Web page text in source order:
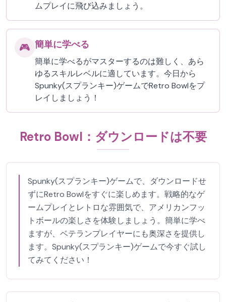
ムプレイに飛び込みましょう。
🎮 簡単に学べる
簡単に学べるがマスターするのは難しく、あら
ゆるスキルレベルに適しています。今日から
Spunky(スプランキー)ゲームでRetro Bowlをプ
レイしましょう！
Retro Bowl：ダウンロードは不要
Spunky(スプランキー)ゲームで、ダウンロードせ
ずにRetro Bowlをすぐに楽しめます。戦略的なゲ
ームプレイとレトロな雰囲気で、アメリカンフッ
トボールの楽しさを体験しましょう。簡単に学べ
ますが、ベテランプレイヤーにも奥深さを提供し
ます。Spunky(スプランキー)ゲームで今すぐ試し
てみてください！